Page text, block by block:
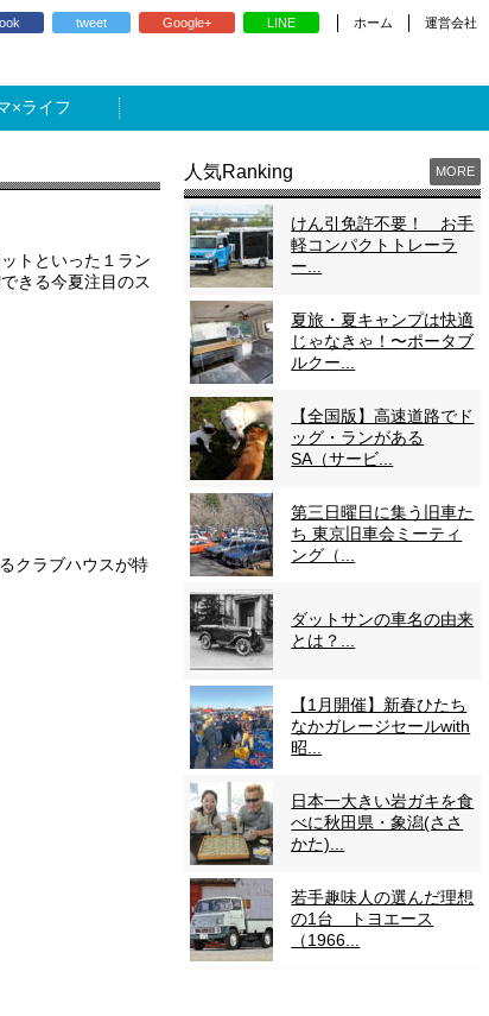
tweet Google+ LINE ホーム 運営会社
ライフ
トといった１ラン
きる今夏注目のス
クラブハウスが特
人気Ranking MORE
けん引免許不要！ お手
軽コンパクトトレーラ
ー...
夏旅・夏キャンプは快適
じゃなきゃ！〜ポータブ
ルクー...
【全国版】高速道路でド
ッグ・ランがある
SA（サービ...
第三日曜日に集う旧車た
ち 東京旧車会ミーティ
ング（...
ダットサンの車名の由来
とは？...
【1月開催】新春ひたち
なかガレージセールwith
昭...
日本一大きい岩ガキを食
べに秋田県・象潟(ささ
かた)...
若手趣味人の選んだ理想
の1台 トヨエース
（1966...